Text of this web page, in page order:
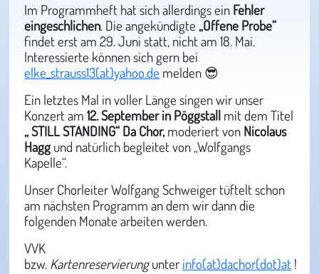
Im Programmheft hat sich allerdings ein Fehler
eingeschlichen. Die angekündigte„Offene Probe“
findet erst am 29. Juni statt, nicht am 18. Mai.
Interessierte können sich gern bei
elke_strauss13(at)yahoo.de melden 😎
Ein letztes Mal in voller Länge singen wir unser
Konzert am12. September in Pöggstall mit dem Titel
„ STILL STANDING“ Da Chor,moderiert von Nicolaus
Hagg und natürlich begleitet von „Wolfgangs
Kapelle“.
Unser Chorleiter Wolfgang Schweiger tüftelt schon
am nächsten Programm an dem wir dann die
folgenden Monate arbeiten werden.
VVK
bzw. Kartenreservierungunter info(at)dachor(dot)at !